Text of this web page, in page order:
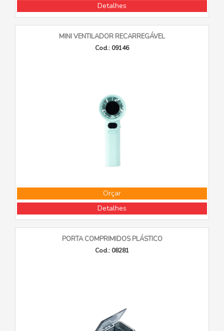
Detalhes
MINI VENTILADOR RECARREGÁVEL
Cod.: 09146
Orçar
Detalhes
PORTA COMPRIMIDOS PLÁSTICO
Cod.: 08281